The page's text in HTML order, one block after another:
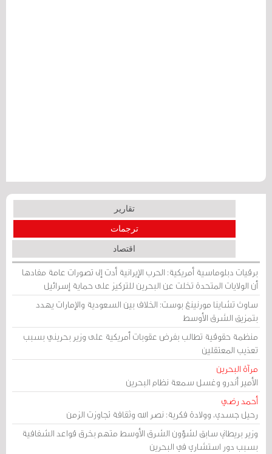
تقارير
ترجمات
اقتصاد
برقيات دبلوماسية أمريكية: الحرب الإيرانية أدت إلى تصورات عامة مفادها
أن الولايات المتحدة تخلت عن البحرين للتركيز على حماية إسرائيل
ساوث تشاينا مورنينغ بوست: الخلاف بين السعودية والإمارات يهدد
بتمزيق الشرق الأوسط
منظمة حقوقية تطالب بفرض عقوبات أمريكية على وزير بحريني بسبب
تعذيب المعتقلين
مرآة البحرين
الأمير أندرو وغسل سمعة نظام البحرين
أحمد رضي
رحيل جسدي، وولادة فكرية: نصر الله وثقافة تجاوزت الزمن
وزير بريطاني سابق لشؤون الشرق الأوسط متهم بخرق قواعد الشفافية
بسبب دور استشاري في البحرين